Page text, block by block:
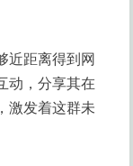
近距离得到网
动，分享其在
激发着这群未